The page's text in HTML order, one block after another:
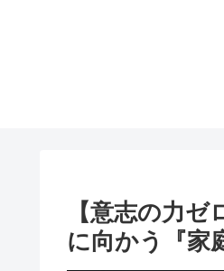
【意志の力
に向かう『家